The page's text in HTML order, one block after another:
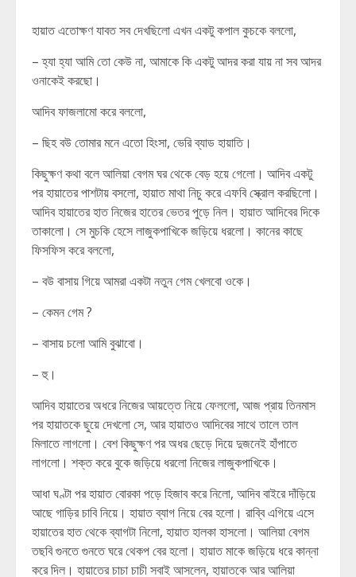
হায়াত এতোক্ষণ যাবত সব দেখছিলো এখন একটু কপাল কুচকে বললো,
– হ্যা হ্যা আমি তো কেউ না, আমাকে কি একটু আদর করা যায় না সব আদর
ওনাকেই করছো।
আদিব ফাজলামো করে বললো,
– ছিহ বউ তোমার মনে এতো হিংসা, ভেরি ব্যাড হায়াতি।
কিছুক্ষণ কথা বলে আলিয়া বেগম ঘর থেকে বেড় হয়ে গেলো। আদিব একটু
পর হায়াতের পাশটায় বসলো, হায়াত মাথা নিচু করে এফবি স্ক্রোল করছিলো।
আদিব হায়াতের হাত নিজের হাতের ভেতর পুড়ে নিল। হায়াত আদিবের দিকে
তাকালো। সে মুচকি হেসে লাজুকপাখিকে জড়িয়ে ধরলো। কানের কাছে
ফিসফিস করে বললো,
– বউ বাসায় গিয়ে আমরা একটা নতুন গেম খেলবো ওকে।
– কেমন গেম ?
– বাসায় চলো আমি বুঝাবো।
– হু।
আদিব হায়াতের অধরে নিজের আয়ত্তে নিয়ে ফেললো, আজ প্রায় তিনমাস
পর হায়াতকে ছুয়ে দেখলো সে, আর হায়াতও আদিবের সাথে তালে তাল
মিলাতে লাগলো। বেশ কিছুক্ষণ পর অধর ছেড়ে দিয়ে দুজনেই হাঁপাতে
লাগলো। শক্ত করে বুকে জড়িয়ে ধরলো নিজের লাজুকপাখিকে।
আধা ঘণ্টা পর হায়াত বোরকা পড়ে হিজাব করে নিলো, আদিব বাইরে দাঁড়িয়ে
আছে গাড়ির চাবি নিয়ে। হায়াত ব্যাগ নিয়ে বের হলো। রাব্বি এগিয়ে এসে
হায়াতের হাত থেকে ব্যাগটা নিলো, হায়াত হালকা হাসলো। আলিয়া বেগম
তছবি গুনতে গুনতে ঘরে থেকপ বের হলো। হায়াত মাকে জড়িয়ে ধরে কান্না
করে দিল। হায়াতের চাচা চাচী সবাই আসলেন, হায়াতকে আর আলিয়া